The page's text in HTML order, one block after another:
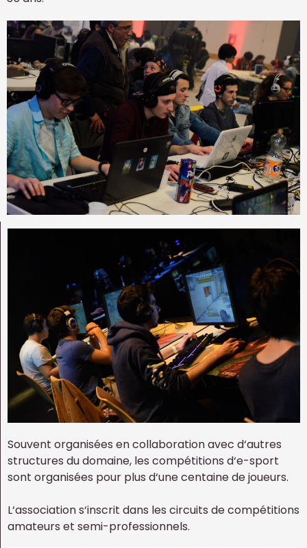
Souvent organisées en collaboration avec d‘autres
structures du domaine, les compétitions d‘e-sport
sont organisées pour plus d‘une centaine de joueurs.
L‘association s‘inscrit dans les circuits de compétitions
amateurs et semi-professionnels.